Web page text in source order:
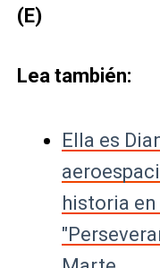
(E)
Lea también:
Ella es
historia